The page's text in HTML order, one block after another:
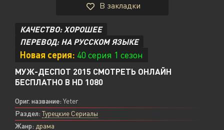
В закладки
КАЧЕСТВО: ХОРОШЕЕ
ПЕРЕВОД: НА РУССКОМ ЯЗЫКЕ
Новая серия: 40 серия 1 сезон
МУЖ-ДЕСПОТ 2015 СМОТРЕТЬ ОНЛАЙН
БЕСПЛАТНО В HD 1080
Ориг. название: Yeter
Раздел: Турецкие Сериалы
Жанр: драма